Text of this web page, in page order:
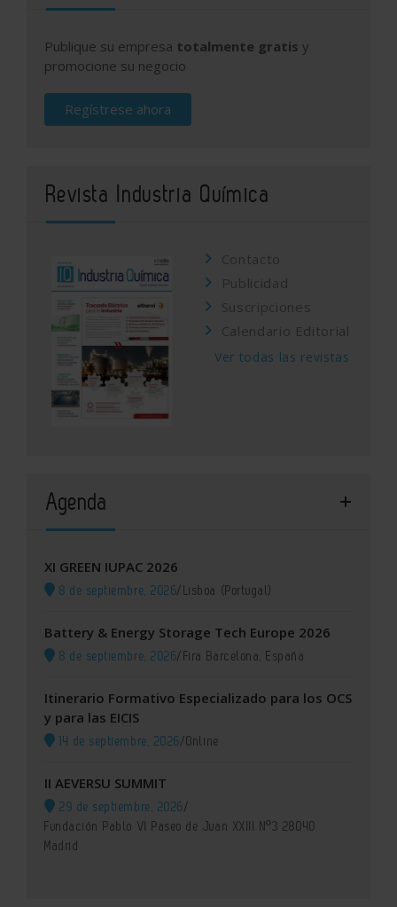
Publique su empresa totalmente gratis y
promocione su negocio
Regístrese ahora
Revista Industria Química
Contacto
Publicidad
Suscripciones
Calendario Editorial
Ver todas las revistas
Agenda
XI GREEN IUPAC 2026
8 de septiembre, 2026/Lisboa (Portugal)
Battery & Energy Storage Tech Europe 2026
8 de septiembre, 2026/Fira Barcelona, España
Itinerario Formativo Especializado para los OCS
y para las EICIS
14 de septiembre, 2026/Online
II AEVERSU SUMMIT
29 de septiembre, 2026/
Fundación Pablo VI Paseo de Juan XXIII Nº3 28040
Madrid